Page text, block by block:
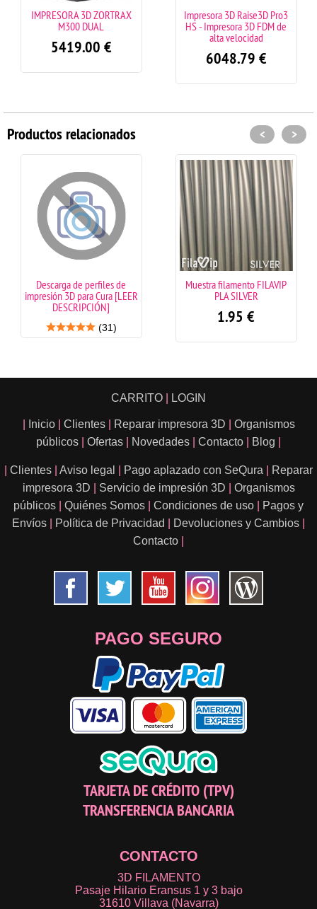
IMPRESORA 3D ZORTRAX
M300 DUAL
5419.00 €
Impresora 3D Raise3D Pro3
HS - Impresora 3D FDM de
alta velocidad
6048.79 €
Productos relacionados
Descarga de perfiles de
impresión 3D para Cura [LEER
DESCRIPCIÓN]
(31)
Muestra filamento FILAVIP
PLA SILVER
1.95 €
< >
CARRITO LOGIN
Inicio Clientes Reparar impresora 3D
Organismos
públicos
Ofertas Novedades Contacto Blog
Clientes Aviso legal Pago aplazado con SeQura
Reparar
impresora 3D
Servicio de impresión 3D
Organismos
públicos
Quiénes Somos Condiciones de uso
Pagos y
Envíos
Política de Privacidad Devoluciones y Cambios
Contacto
PAGO SEGURO
TARJETA DE CRÉDITO (TPV)
TRANSFERENCIA BANCARIA
CONTACTO
3D FILAMENTO
Pasaje Hilario Eransus 1 y 3 bajo
31610 Villava (Navarra)